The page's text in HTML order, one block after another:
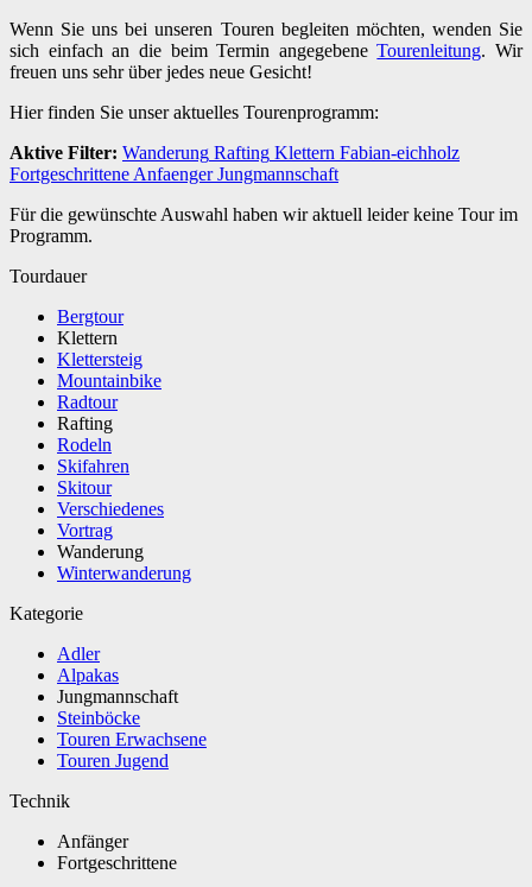
Wenn Sie uns bei unseren Touren begleiten möchten, wenden Sie
sich einfach an die beim Termin angegebeneTourenleitung. Wir
freuen uns sehr über jedes neue Gesicht!
Hier finden Sie unser aktuelles Tourenprogramm:
Aktive Filter: Wanderung Rafting Klettern Fabian-eichholz
Fortgeschrittene AnfaengerJungmannschaft
Für die gewünschte Auswahl haben wir aktuell leider keine Tour im
Programm.
Tourdauer
Bergtour
Klettern
Klettersteig
Mountainbike
Radtour
Rafting
Rodeln
Skifahren
Skitour
Verschiedenes
Vortrag
Wanderung
Winterwanderung
Kategorie
Adler
Alpakas
Jungmannschaft
Steinböcke
Touren Erwachsene
Touren Jugend
Technik
Anfänger
Fortgeschrittene